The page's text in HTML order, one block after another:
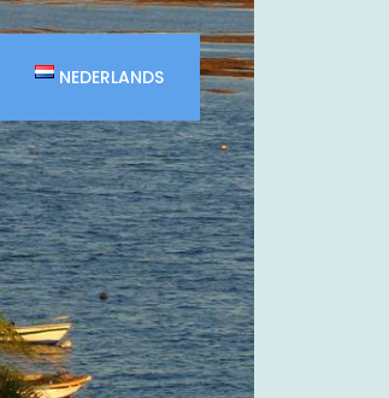
NEDERLANDS